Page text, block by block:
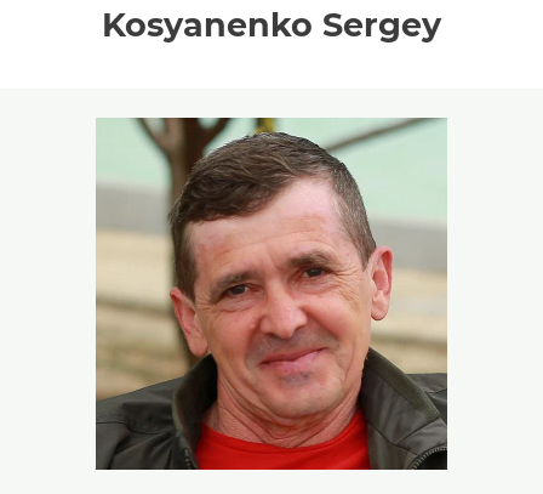
Kosyanenko Sergey